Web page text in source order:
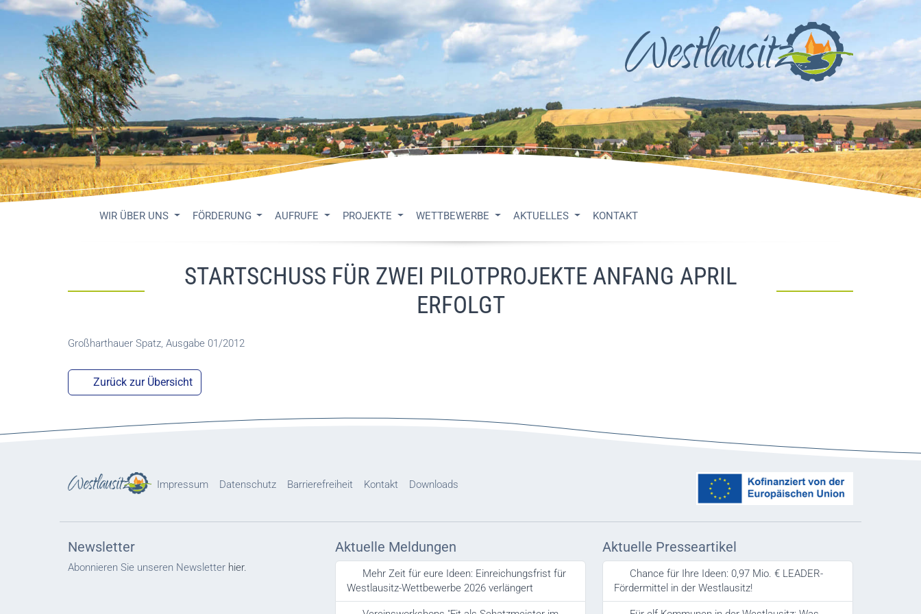
WIR ÜBER UNS FÖRDERUNG AUFRUFE PROJEKTE WETTBEWERBE AKTUELLES KONTAKT
STARTSCHUSS FÜR ZWEI PILOTPROJEKTE ANFANG APRIL
ERFOLGT
Großharthauer Spatz, Ausgabe 01/2012
Zurück zur Übersicht
Impressum Datenschutz Barrierefreiheit Kontakt Downloads
Newsletter
Abonnieren Sie unseren Newsletter hier.
Aktuelle Meldungen
Mehr Zeit für eure Ideen: Einreichungsfrist für
Westlausitz-Wettbewerbe 2026 verlängert
Aktuelle Presseartikel
Chance für Ihre Ideen: 0,97 Mio. € LEADER-
Fördermittel in der Westlausitz!